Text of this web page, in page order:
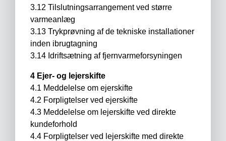
3.12 Tilslutningsarrangement ved større
varmeanlæg
3.13 Trykprøvning af de tekniske installationer
inden ibrugtagning
3.14 Idriftsætning af fjernvarmeforsyningen
4 Ejer- og lejerskifte
4.1 Meddelelse om ejerskifte
4.2 Forpligtelser ved ejerskifte
4.3 Meddelelse om lejerskifte ved direkte
kundeforhold
4.4 Forpligtelser ved lejerskifte med direkte